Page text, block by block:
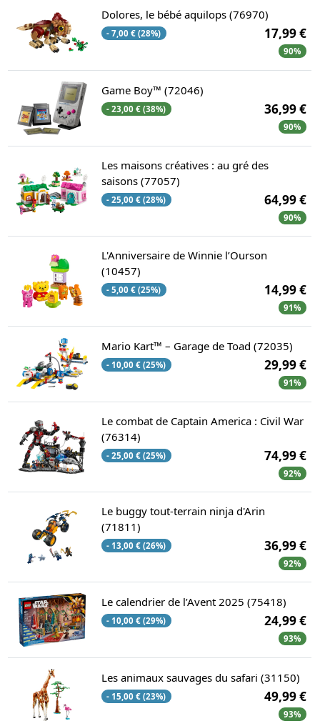
Dolores, le bébé aquilops (76970)
- 7,00 € (28%) 17,99 €
90%
Game Boy™ (72046)
- 23,00 € (38%) 36,99 €
90%
Les maisons créatives : au gré des
saisons (77057)
- 25,00 € (28%) 64,99 €
90%
L'Anniversaire de Winnie l’Ourson
(10457)
- 5,00 € (25%) 14,99 €
91%
Mario Kart™ – Garage de Toad (72035)
- 10,00 € (25%) 29,99 €
91%
Le combat de Captain America : Civil War
(76314)
- 25,00 € (25%) 74,99 €
92%
Le buggy tout-terrain ninja d'Arin
(71811)
- 13,00 € (26%) 36,99 €
92%
Le calendrier de l’Avent 2025 (75418)
- 10,00 € (29%) 24,99 €
93%
Les animaux sauvages du safari (31150)
- 15,00 € (23%) 49,99 €
93%